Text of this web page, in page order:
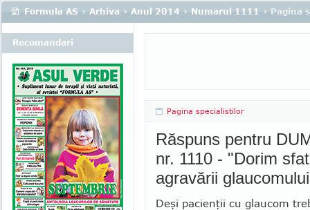
Formula AS › Arhiva › Anul 2014 › Numarul 1111 › Pagina
Pagina specialistilor
Răspuns pentru
nr. 1110 - "Dorim
agravării
Deşi pacienţii cu glaucom
Recomandari